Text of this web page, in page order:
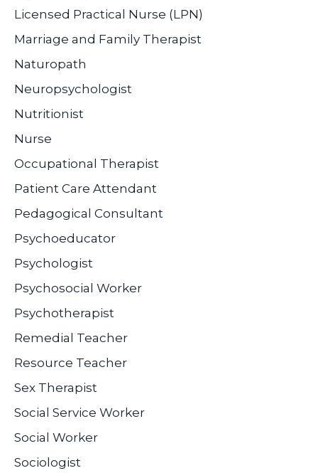
Licensed Practical Nurse (LPN)
Marriage and Family Therapist
Naturopath
Neuropsychologist
Nutritionist
Nurse
Occupational Therapist
Patient Care Attendant
Pedagogical Consultant
Psychoeducator
Psychologist
Psychosocial Worker
Psychotherapist
Remedial Teacher
Resource Teacher
Sex Therapist
Social Service Worker
Social Worker
Sociologist